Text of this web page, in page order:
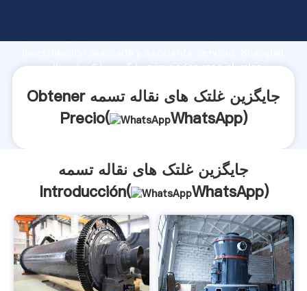
fuerte capacidad de producción, fuerza de
جایگزین غلتک های نقاله تسمه proveedor crea el valor y
Obtener جایگزین غلتک های نقاله تسمه
Precio(
WhatsApp)
جایگزین غلتک های نقاله تسمه
Introducción(
WhatsApp)